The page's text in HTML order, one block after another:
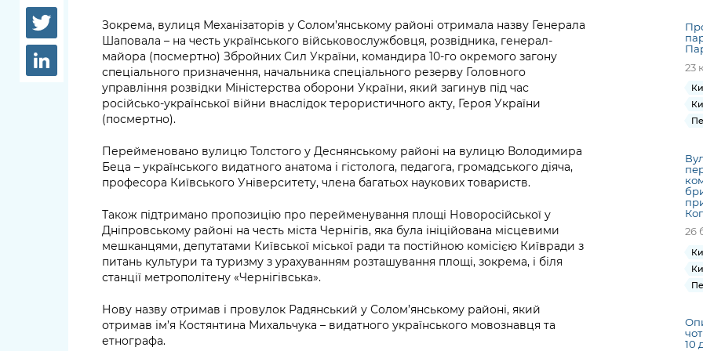
Структура
Рішення та розпорядження
Проєкти розпоряджень, що
перебувають на погодженні
КМВА
Вакансії
Статистика
Звернення громадян
Регуляторна діяльність
Лікарні та медицина
Освіта та навчальні
заклади
парковки
Навколишнє
Фінанси та бюджет
Безпека та
правопорядок
Ритуальні послуги
foreigners
Громадська
експертиза
Громадський
бюджет
Контактний
Інформація з
обмеженим
доступом
Подати запит
онлайн
Проекти
нормативно-
правових та
KCSA
Зокрема, вулиця Механізаторів у Солом’янському районі отримала назву Генерала
Шаповала – на честь українського військовослужбовця, розвідника, генерал-
майора (посмертно) Збройних Сил України, командира 10-го окремого загону
спеціального призначення, начальника спеціального резерву Головного
управління розвідки Міністерства оборони України, який загинув під час
російсько-української війни внаслідок терористичного акту, Героя України
(посмертно).
Перейменовано вулицю Толстого у Деснянському районі на вулицю Володимира
Беца – українського видатного анатома і гістолога, педагога, громадського діяча,
професора Київського Університету, члена багатьох наукових товариств.
Також підтримано пропозицію про перейменування площі Новоросійської у
Дніпровському районі на честь міста Чернігів, яка була ініційована місцевими
мешканцями, депутатами Київської міської ради та постійною комісією Київради з
питань культури та туризму з урахуванням розташування площі, зокрема, і біля
станції метрополітену «Чернігівська».
Нову назву отримав і провулок Радянський у Солом’янському районі, який
отримав ім’я Костянтина Михальчука – видатного українського мовознавця та
етнографа.
23
26
10